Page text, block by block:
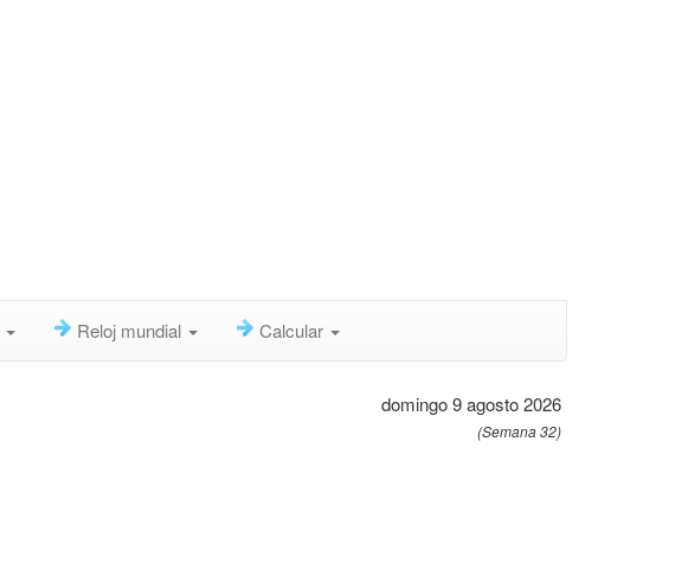
Reloj mundial Calcular
domingo 9 agosto 2026
(Semana 32)